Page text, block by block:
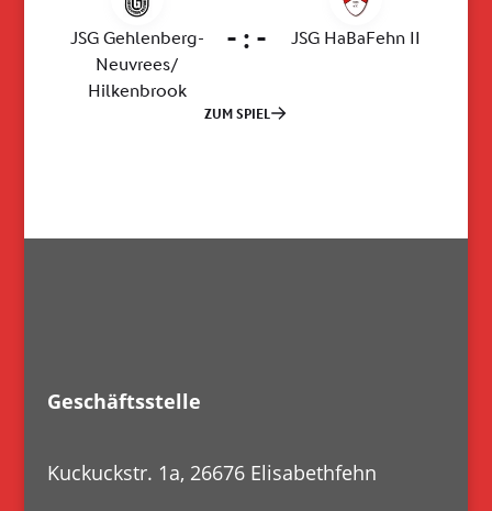
Geschäftsstelle
Kuckuckstr. 1a, 26676 Elisabethfehn